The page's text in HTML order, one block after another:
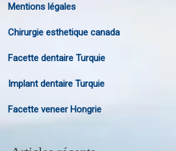
Mentions légales
Chirurgie esthetique canada
Facette dentaire Turquie
Implant dentaire Turquie
Facette veneer Hongrie